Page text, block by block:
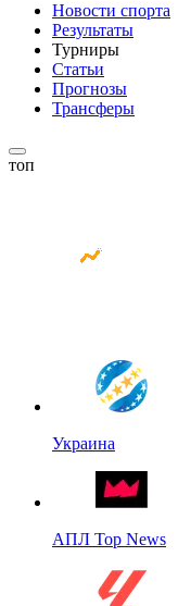
Новости спорта
Результаты
Турниры
Статьи
Прогнозы
Трансферы
топ
Украина
АПЛ Top News